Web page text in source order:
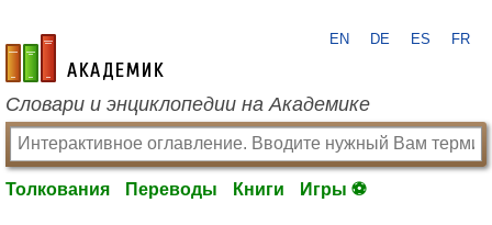
academic.ru
EN DE ES FR
Словари и энциклопедии на Академике
Толкования Переводы Книги Игры ⚽